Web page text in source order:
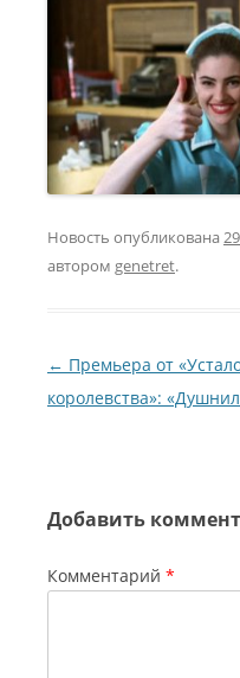
Новость опубликована
автором genetret.
Навигация по
← Премьера от
королевства»:
Добавить
Комментарий *